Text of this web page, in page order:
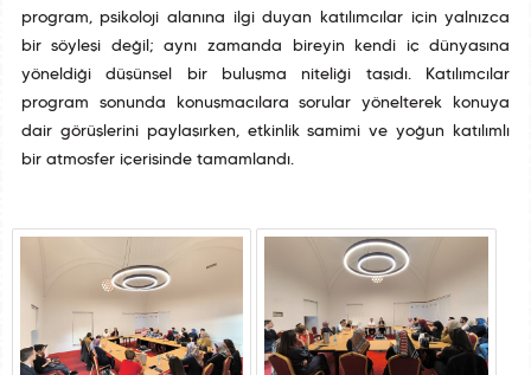
program, psikoloji alanına ilgi duyan katılımcılar için yalnızca
bir söyleşi değil; aynı zamanda bireyin kendi iç dünyasına
yöneldiği düşünsel bir buluşma niteliği taşıdı. Katılımcılar
program sonunda konuşmacılara sorular yönelterek konuya
dair görüşlerini paylaşırken, etkinlik samimi ve yoğun katılımlı
bir atmosfer içerisinde tamamlandı.